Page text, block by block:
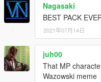
Nagasaki
BEST PACK
2021年07月14日
juh00
That MP
Wazowski meme